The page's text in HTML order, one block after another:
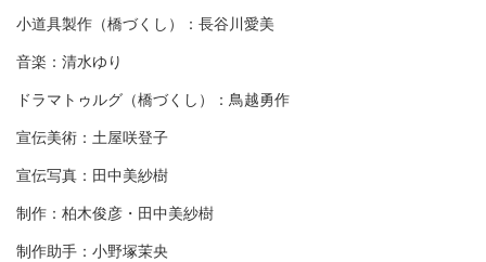
小道具製作（橋づくし）：長谷川愛美
音楽：清水ゆり
ドラマトゥルグ（橋づくし）：鳥越勇作
宣伝美術：土屋咲登子
宣伝写真：田中美紗樹
制作：柏木俊彦・田中美紗樹
制作助手：小野塚茉央